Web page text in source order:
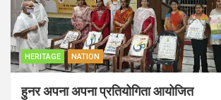
HERITAGE NATION
हुनर अपना अपना प्रतियोगिता आयोजित